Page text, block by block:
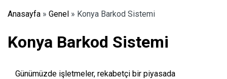
Anasayfa » Genel » Konya Barkod Sistemi
Konya Barkod Sistemi
Günümüzde işletmeler, rekabetçi bir piyasada